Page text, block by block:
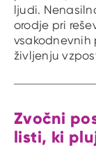
ljudi.
orodje pri
vsakodnevnih
življenju
Zvočni
listi, ki